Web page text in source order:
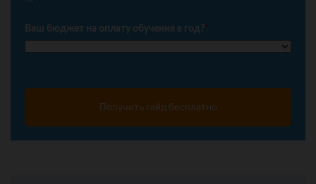
Ваш бюджет на оплату обучения в год?*
Получить гайд бесплатно